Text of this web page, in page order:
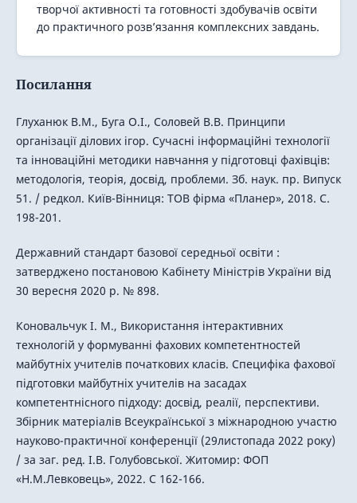
творчої активності та готовності здобувачів освіти
до практичного розв’язання комплексних завдань.
Посилання
Глуханюк В.М., Буга О.І., Соловей В.В. Принципи
організації ділових ігор. Сучасні інформаційні технології
та інноваційні методики навчання у підготовці фахівців:
методологія, теорія, досвід, проблеми. Зб. наук. пр. Випуск
51. / редкол. Київ-Вінниця: ТОВ фірма «Планер», 2018. С.
198-201.
Державний стандарт базової середньої освіти :
затверджено постановою Кабінету Міністрів України від
30 вересня 2020 р. № 898.
Коновальчук І. М., Використання інтерактивних
технологій у формуванні фахових компетентностей
майбутніх учителів початкових класів. Специфіка фахової
підготовки майбутніх учителів на засадах
компетентнісного підходу: досвід, реалії, перспективи.
Збірник матеріалів Всеукраїнської з міжнародною участю
науково-практичної конференції (29листопада 2022 року)
/ за заг. ред. І.В. Голубовської. Житомир: ФОП
«Н.М.Левковець», 2022. С 162-166.